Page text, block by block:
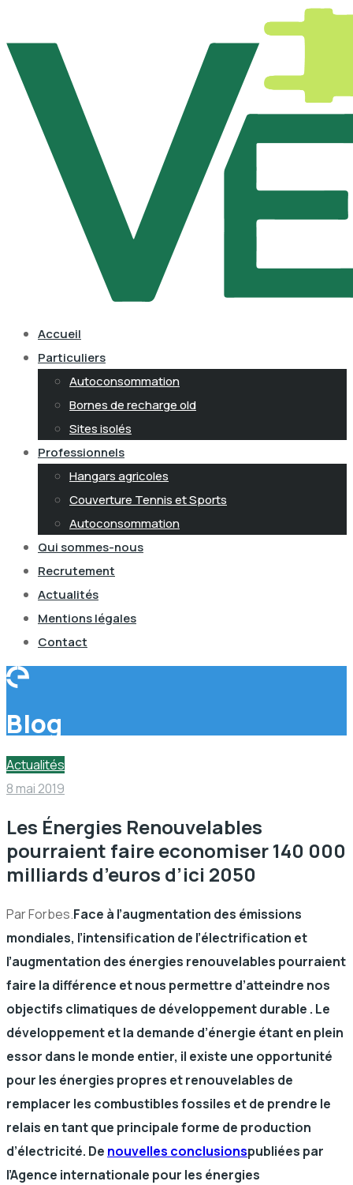
Accueil
Particuliers
Autoconsommation
Bornes de recharge old
Sites isolés
Professionnels
Hangars agricoles
Couverture Tennis et Sports
Autoconsommation
Qui sommes-nous
Recrutement
Actualités
Mentions légales
Contact
Blog
Actualités
8 mai 2019
Les Énergies Renouvelables
pourraient faire economiser 140 000
milliards d’euros d’ici 2050
Par Forbes.Face à l’augmentation des émissions
mondiales, l’intensification de l’électrification et
l’augmentation des énergies renouvelables pourraient
faire la différence et nous permettre d’atteindre nos
objectifs climatiques de développement durable . Le
développement et la demande d’énergie étant en plein
essor dans le monde entier, il existe une opportunité
pour les énergies propres et renouvelables de
remplacer les combustibles fossiles et de prendre le
relais en tant que principale forme de production
d’électricité. De nouvelles conclusionspubliées par
l’Agence internationale pour les énergies